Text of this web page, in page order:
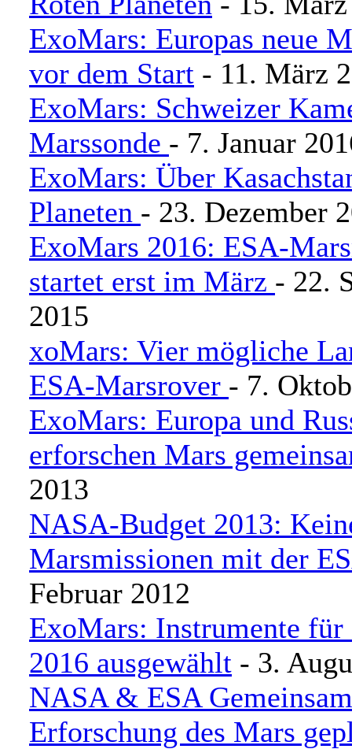
ExoMars: Europas neue
vor dem Start - 11. März
ExoMars: Schweizer
Marssonde - 7. Januar
ExoMars: Über
Planeten - 23. Dezember
ExoMars 2016: ESA-
startet erst im März - 22.
2015
xoMars: Vier mögliche
ESA-Marsrover - 7.
ExoMars: Europa und
erforschen Mars
2013
NASA-Budget 2013:
Marsmissionen mit der
Februar 2012
ExoMars: Instrumente
2016 ausgewählt - 3.
NASA & ESA
Erforschung des Mars